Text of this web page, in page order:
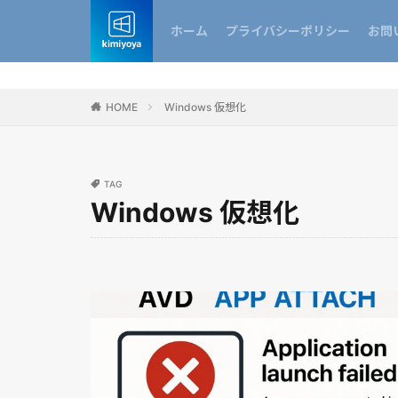
ホーム プライバシーポリシー お問
HOME Windows 仮想化
TAG
Windows 仮想化